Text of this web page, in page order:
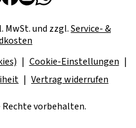
MwSt. und zzgl.Service- &
Cookie-Einstellungen
Vertrag widerrufen
Rechte vorbehalten.